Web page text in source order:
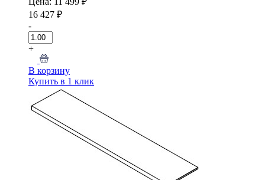
16 427 ₽
-
+
В корзину
Купить в 1 клик